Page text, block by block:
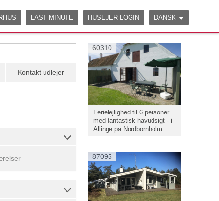
LAST MINUTE HUSEJER LOGIN DANSK
60310
Ferielejlighed til 6 personer
med fantastisk havudsigt - i
Allinge på Nordbornholm
87095
Kontakt udlejer